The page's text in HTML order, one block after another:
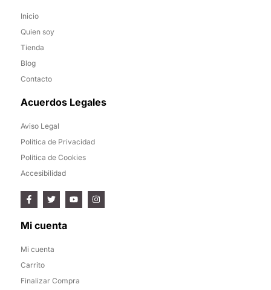
Inicio
Quien soy
Tienda
Blog
Contacto
Acuerdos Legales
Aviso Legal
Política de Privacidad
Política de Cookies
Accesibilidad
Mi cuenta
Mi cuenta
Carrito
Finalizar Compra